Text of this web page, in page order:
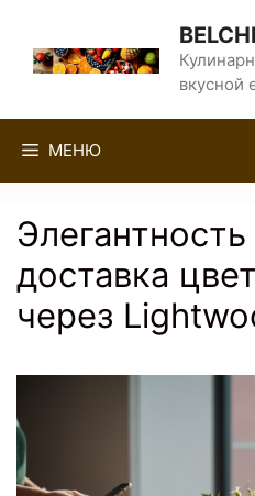
вкусной
МЕНЮ
доставка
через